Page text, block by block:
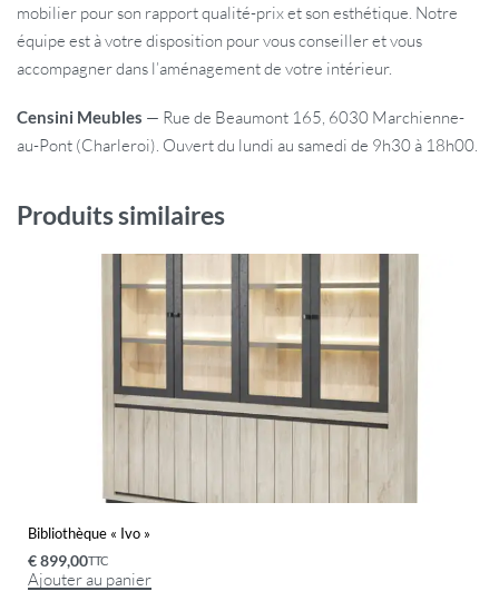
mobilier pour son rapport qualité-prix et son esthétique. Notre
équipe est à votre disposition pour vous conseiller et vous
accompagner dans l’aménagement de votre intérieur.
Censini Meubles — Rue de Beaumont 165, 6030 Marchienne-
au-Pont (Charleroi). Ouvert du lundi au samedi de 9h30 à 18h00.
Produits similaires
Bibliothèque « Ivo »
€899,00TTC
Ajouter au panier